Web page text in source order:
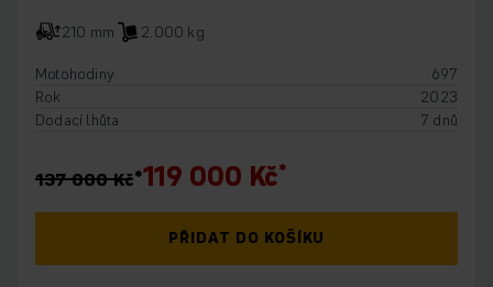
210 mm
2.000 kg
Motohodiny
697
Rok
2023
Dodací lhůta
7 dnů
137 000 Kč 119 000 Kč
PŘIDAT DO KOŠÍKU